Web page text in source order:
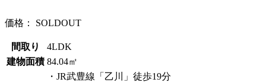
価格： SOLDOUT
間取り
4LDK
建物面積 84.04㎡
・JR武豊線「乙川」徒歩19分